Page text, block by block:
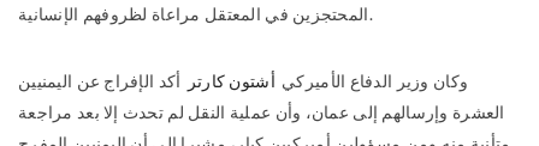
المحتجزين في المعتقل مراعاة لظروفهم الإنسانية.
وكان وزير الدفاع الأميركي أشتون كارتر
أكد الإفراج عن اليمنيين
العشرة وإرسالهم إلى عمان، وأن عملية النقل لم تحدث إلا بعد مراجعة